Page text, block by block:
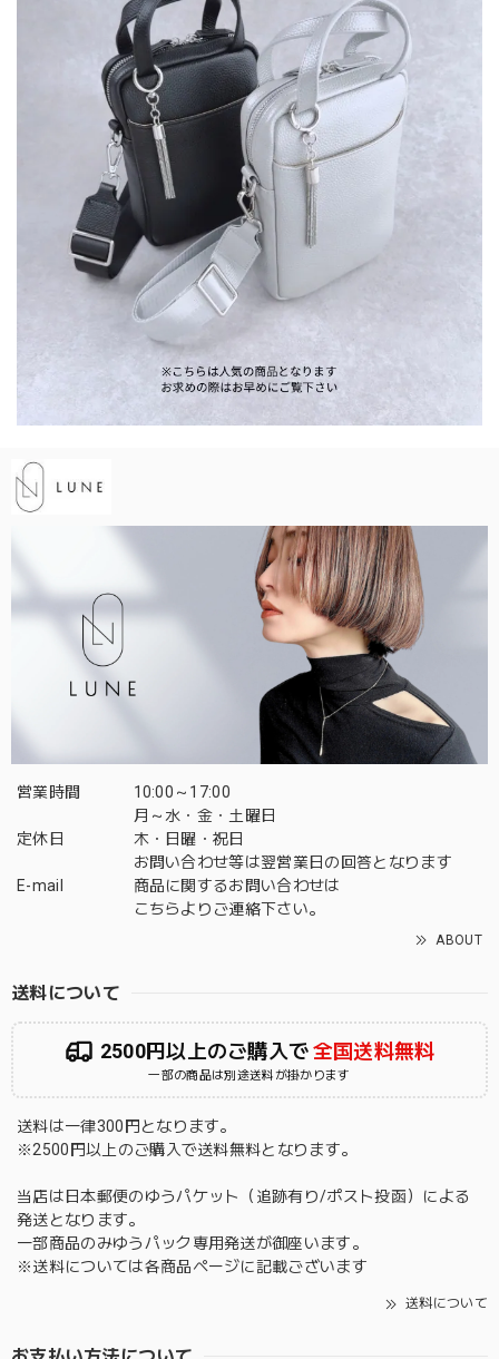
営業時間
10:00～17:00
月～水・金・土曜日
定休日
木・日曜・祝日
お問い合わせ等は翌営業日の回答となります
E-mail
商品に関するお問い合わせは
こちらよりご連絡下さい。
ABOUT
送料について
2500円以上のご購入で全国送料無料
一部の商品は別途送料が掛かります
送料は一律300円となります。
※2500円以上のご購入で送料無料となります。
当店は日本郵便のゆうパケット（追跡有り/ポスト投函）による
発送となります。
一部商品のみゆうパック専用発送が御座います。
※送料については各商品ページに記載ございます
送料について